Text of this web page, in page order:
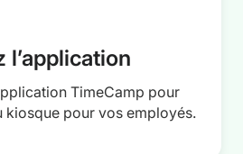
l’application
TimeCamp pour
kiosque pour vos employés.